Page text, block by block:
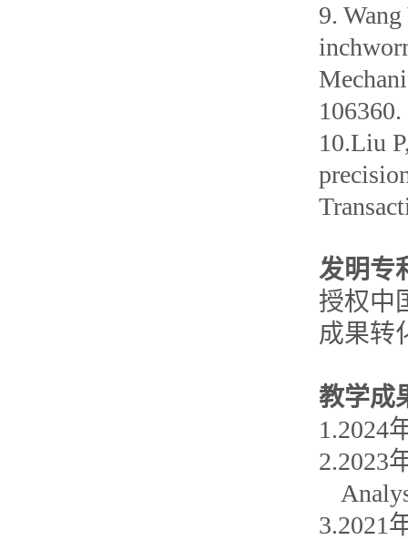
9.
106360.
10.Liu
发明专
授权中
成果转
教学成
1.2024
2.2023
3.2021